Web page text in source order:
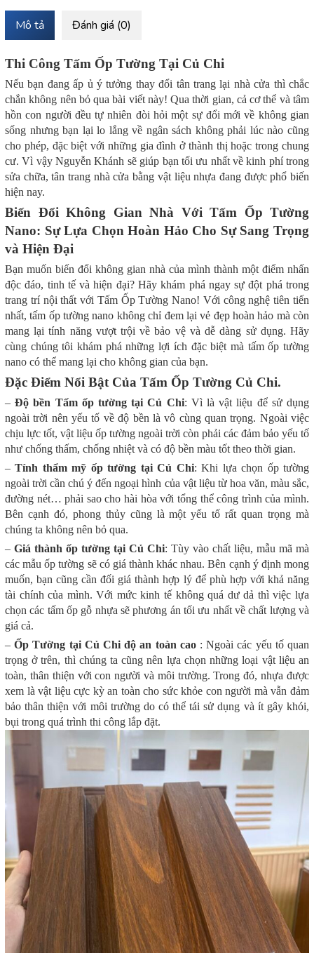
Mô tả Đánh giá (0)
Thi Công Tấm Ốp Tường Tại Củ Chi
Nếu bạn đang ấp ủ ý tưởng thay đổi tân trang lại nhà cửa thì chắc
chắn không nên bỏ qua bài viết này! Qua thời gian, cả cơ thể và tâm
hồn con người đều tự nhiên đòi hỏi một sự đổi mới về không gian
sống nhưng bạn lại lo lắng về ngân sách không phải lúc nào cũng
cho phép, đặc biệt với những gia đình ở thành thị hoặc trong chung
cư. Vì vậy Nguyễn Khánh sẽ giúp bạn tối ưu nhất về kinh phí trong
sửa chữa, tân trang nhà cửa bằng vật liệu nhựa đang được phổ biến
hiện nay.
Biến Đổi Không Gian Nhà Với Tấm Ốp Tường
Nano: Sự Lựa Chọn Hoàn Hảo Cho Sự Sang Trọng
và Hiện Đại
Bạn muốn biến đổi không gian nhà của mình thành một điểm nhấn
độc đáo, tinh tế và hiện đại? Hãy khám phá ngay sự đột phá trong
trang trí nội thất với Tấm Ốp Tường Nano! Với công nghệ tiên tiến
nhất, tấm ốp tường nano không chỉ đem lại vẻ đẹp hoàn hảo mà còn
mang lại tính năng vượt trội về bảo vệ và dễ dàng sử dụng. Hãy
cùng chúng tôi khám phá những lợi ích đặc biệt mà tấm ốp tường
nano có thể mang lại cho không gian của bạn.
Đặc Điểm Nổi Bật Của Tấm Ốp Tường Củ Chi.
–Độ bền Tấm ốp tường tại Củ Chi: Vì là vật liệu để sử dụng
ngoài trời nên yếu tố về độ bền là vô cùng quan trọng. Ngoài việc
chịu lực tốt, vật liệu ốp tường ngoài trời còn phải các đảm bảo yếu tố
như chống thấm, chống nhiệt và có độ bền màu tốt theo thời gian.
–Tính thẩm mỹ ốp tường tại Củ Chi: Khi lựa chọn ốp tường
ngoài trời cần chú ý đến ngoại hình của vật liệu từ hoa văn, màu sắc,
đường nét… phải sao cho hài hòa với tổng thể công trình của mình.
Bên cạnh đó, phong thủy cũng là một yếu tố rất quan trọng mà
chúng ta không nên bỏ qua.
– Giá thành ốp tường tại Củ Chi: Tùy vào chất liệu, mẫu mã mà
các mẫu ốp tường sẽ có giá thành khác nhau. Bên cạnh ý định mong
muốn, bạn cũng cần đối giá thành hợp lý để phù hợp với khả năng
tài chính của mình. Với mức kinh tế không quá dư dả thì việc lựa
chọn các tấm ốp gỗ nhựa sẽ phương án tối ưu nhất về chất lượng và
giá cả.
–Ốp Tường tại Củ Chi độ an toàn cao: Ngoài các yếu tố quan
trọng ở trên, thì chúng ta cũng nên lựa chọn những loại vật liệu an
toàn, thân thiện với con người và môi trường. Trong đó, nhựa được
xem là vật liệu cực kỳ an toàn cho sức khỏe con người mà vẫn đảm
bảo thân thiện với môi trường do có thể tái sử dụng và ít gây khói,
bụi trong quá trình thi công lắp đặt.